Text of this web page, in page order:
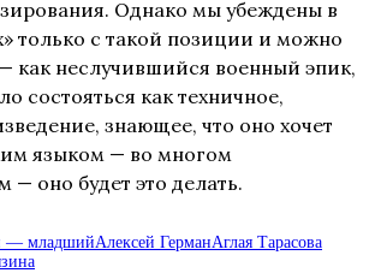
Однако мы убеждены в
только с такой позиции и можно
как неслучившийся военный эпик,
состояться как техничное,
знающее, что оно хочет
языком — во многом
— оно будет это делать.
— младшийАлексей ГерманАглая Тарасова